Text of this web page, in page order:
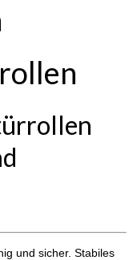
und sicher. Stabiles